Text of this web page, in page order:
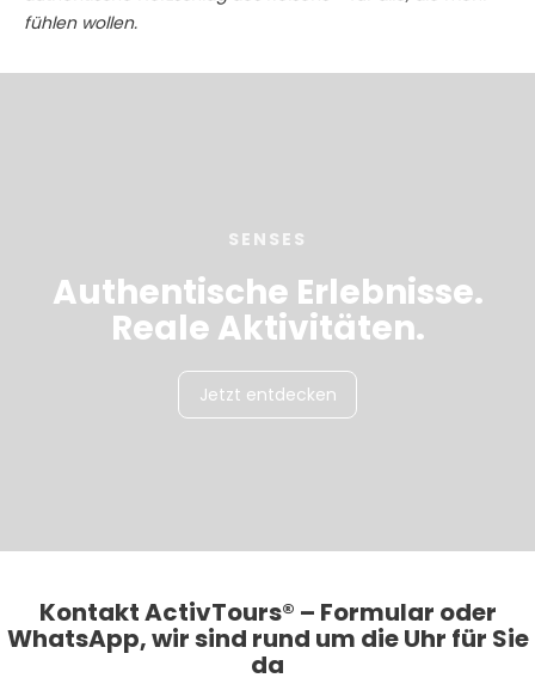
fühlen wollen.
SENSES
Authentische Erlebnisse.
Reale Aktivitäten.
Jetzt entdecken
Kontakt ActivTours® – Formular oder
WhatsApp, wir sind rund um die Uhr für Sie
da